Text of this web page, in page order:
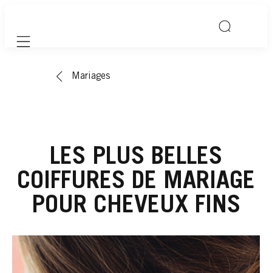
Mobile navigation
Mariages
LES PLUS BELLES
COIFFURES DE MARIAGE
POUR CHEVEUX FINS